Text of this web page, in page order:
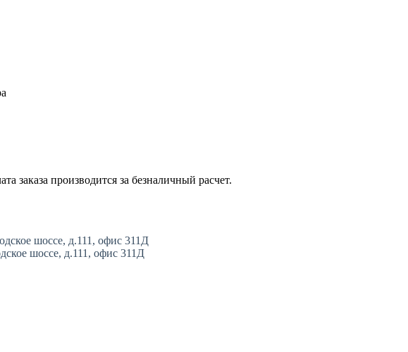
заказа производится за безналичный расчет.
шоссе, д.111, офис 311Д
шоссе, д.111, офис 311Д